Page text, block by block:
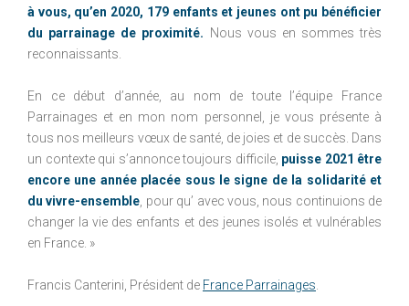
à vous, qu’en 2020, 179 enfants et jeunes ont pu bénéficier
du parrainage de proximité. Nous vous en sommes très
reconnaissants.
En ce début d’année, au nom de toute l’équipe France
Parrainages et en mon nom personnel, je vous présente à
tous nos meilleurs vœux de santé, de joies et de succès. Dans
un contexte qui s’annonce toujours difficile, puisse 2021 être
encore une année placée sous le signe de la solidarité et
du vivre-ensemble , pour qu’ avec vous, nous continuions de
changer la vie des enfants et des jeunes isolés et vulnérables
en France. »
Francis Canterini, Président de France Parrainages